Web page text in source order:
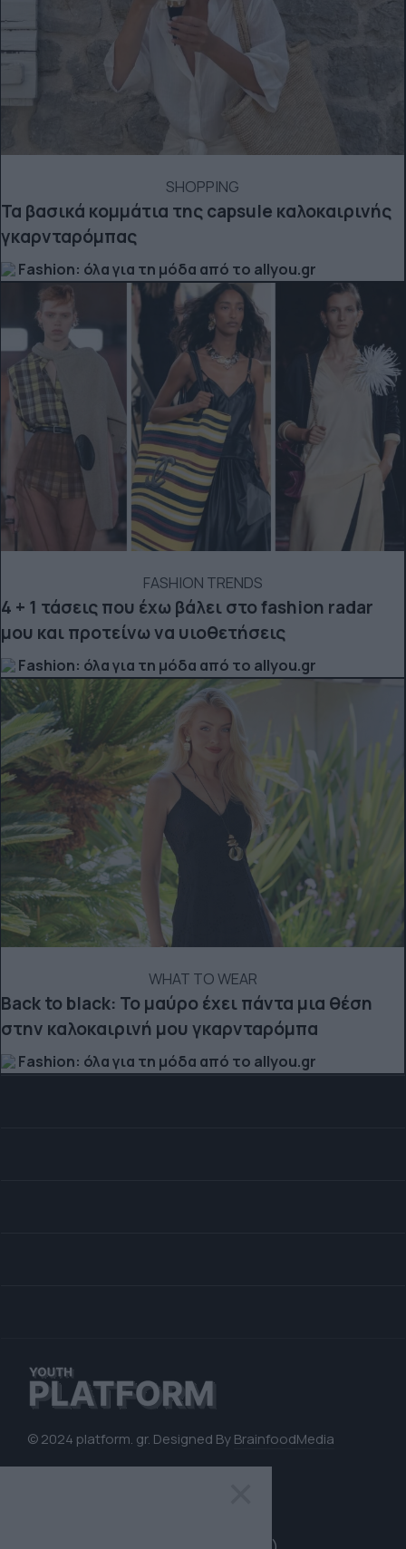
SHOPPING
Τα βασικά κομμάτια της capsule καλοκαιρινής
γκαρνταρόμπας
Fashion: όλα για τη μόδα από το allyou.gr
FASHION TRENDS
4 + 1 τάσεις που έχω βάλει στο fashion radar
μου και προτείνω να υιοθετήσεις
Fashion: όλα για τη μόδα από το allyou.gr
WHAT TO WEAR
Back to black: Το μαύρο έχει πάντα μια θέση
στην καλοκαιρινή μου γκαρνταρόμπα
Fashion: όλα για τη μόδα από το allyou.gr
© 2024 platform. gr. Designed ByBrainfoodMedia